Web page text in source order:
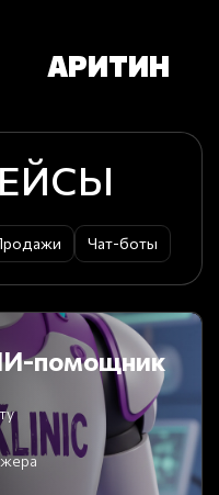
АРИТИН
Чат-боты
помощник